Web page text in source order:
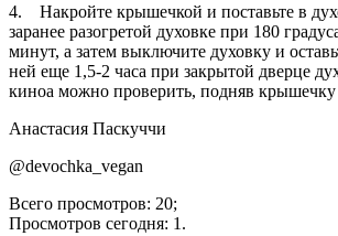
4. Накройте крышечкой и поставьте в
заранее разогретой духовке при 180
минут, а затем выключите духовку и
ней еще 1,5-2 часа при закрытой дверце
киноа можно проверить, подняв
Анастасия Паскуччи
@devochka_vegan
Всего просмотров: 20;
Просмотров сегодня: 1.